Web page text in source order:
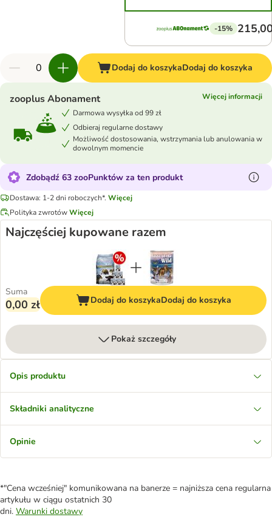
-15%
Dodaj do koszykaDodaj do koszyka
zooplus Abonament
Więcej informacji
Darmowa wysyłka od 99 zł
Odbieraj regularne dostawy
Możliwość dostosowania, wstrzymania lub anulowania w
dowolnym momencie
Zdobądź 63 zooPunktów za ten produkt
Dostawa: 1-2 dni roboczych*. Więcej
Polityka zwrotówWięcej
Najczęściej kupowane razem
Suma
0,00 zł Dodaj do koszykaDodaj do koszyka
Pokaż szczegóły
Opis produktu
Składniki analityczne
Opinie
*"Cena wcześniej" komunikowana na banerze = najniższa cena regularna
artykułu w ciągu ostatnich 30
dni. Warunki dostawy